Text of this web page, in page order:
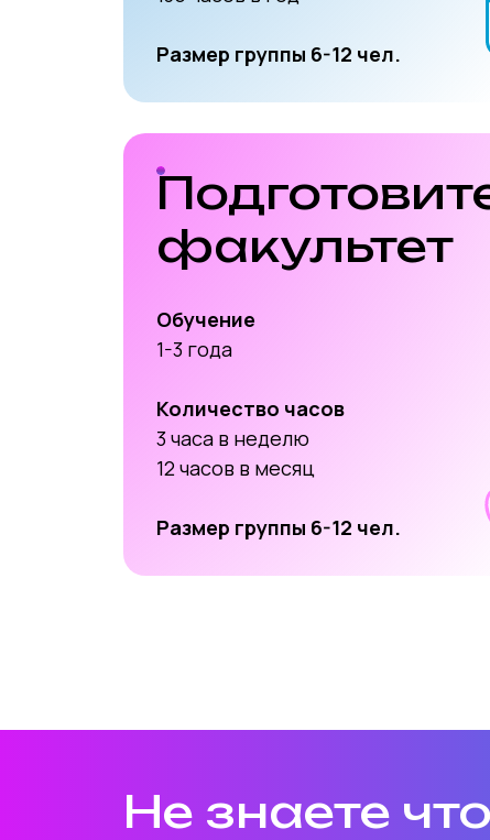
Размер группы 6-12 чел.
факультет
Обучение
1-3 года
Количество часов
3 часа в неделю
12 часов в месяц
Размер группы 6-12 чел.
Не знаете